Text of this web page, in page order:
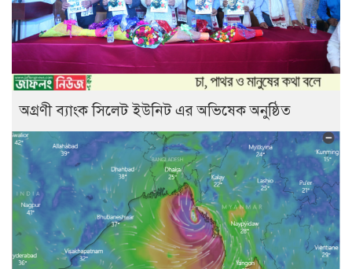
অগ্রণী ব্যাংক সিলেট ইউনিট এর অভিষেক অনুষ্ঠিত